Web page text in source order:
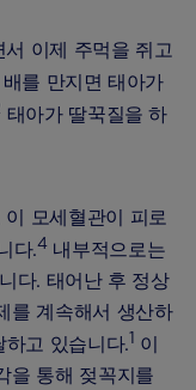
이제 주먹을 쥐고
를 만지면 태아가
태아가 딸꾹질을 하
모세혈관이 피로
다.4내부적으로는
다. 태어난 후 정상
를 계속해서 생산하
고 있습니다.1 이
을 통해 젖꼭지를